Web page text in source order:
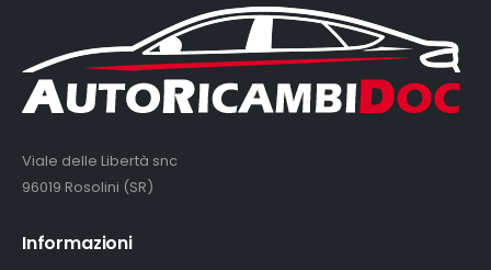
Viale delle Libertà snc
96019 Rosolini (SR)
Informazioni